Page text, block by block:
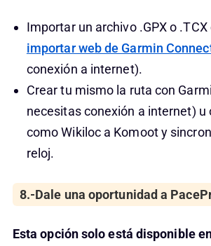
Importar un archivo .GPX o
importar web de Garmin
conexión a internet).
Crear tu mismo la ruta con
necesitas conexión a internet) u
como Wikiloc a Komoot y
reloj.
8.-Dale una oportunidad a
Esta opción solo está disponible